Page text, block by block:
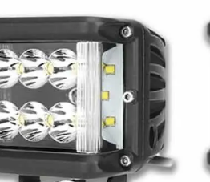
LED
LED